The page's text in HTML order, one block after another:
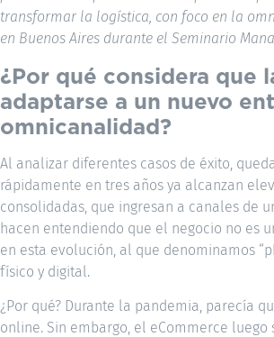
transformar la logística, con foco en la
en Buenos Aires durante el Seminario
¿Por qué considera que
adaptarse a un nuevo
omnicanalidad?
Al analizar diferentes casos de éxito,
rápidamente en tres años ya alcanzan
consolidadas, que ingresan a canales de
hacen entendiendo que el negocio no es
en esta evolución, al que denominamos
físico y digital.
¿Por qué? Durante la pandemia, parecía
online. Sin embargo, el eCommerce